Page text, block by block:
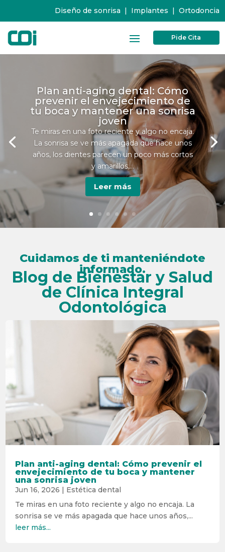
Diseño de sonrisa | Implantes | Ortodoncia
Pide Cita
Plan anti-aging dental: Cómo
prevenir el envejecimiento de
tu boca y mantener una sonrisa
joven
Te miras en una foto reciente y algo no encaja.
La sonrisa se ve más apagada que hace unos
años, los dientes parecen un poco más cortos
y amarillos,...
Leer más
Cuidamos de ti manteniéndote
informado.
Blog de Bienestar y Salud
de Clínica Integral
Odontológica
Plan anti-aging dental: Cómo prevenir el
envejecimiento de tu boca y mantener
una sonrisa joven
Jun 16, 2026 | Estética dental
Te miras en una foto reciente y algo no encaja. La
sonrisa se ve más apagada que hace unos años,...
leer más...